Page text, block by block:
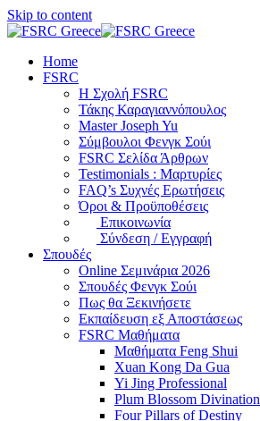
Skip to content
Home
FSRC
Η Σχολή FSRC
Τάκης Καραγιαννόπουλος
Master Joseph Yu
Σύμβουλοι Φενγκ Σούι
FSRC Σελίδα Άρθρων
Testimonials : Μαρτυρίες
FAQ’s Συχνές Ερωτήσεις
Όροι & Προϋποθέσεις
Επικοινωνία
Σύνδεση / Εγγραφή
Σπουδές
Online Σεμινάρια 2026
Σπουδές Φενγκ Σούι
Πως θα Ξεκινήσετε
Εκπαίδευση εξ Αποστάσεως
FSRC Μαθήματα
Μαθήματα Feng Shui
Xuan Kong Da Gua
Yi Jing Professional
Plum Blossom Divination
Four Pillars of Destiny